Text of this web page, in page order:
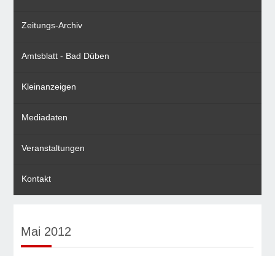
Zeitungs-Archiv
Amtsblatt - Bad Düben
Kleinanzeigen
Mediadaten
Veranstaltungen
Kontakt
Mai 2012